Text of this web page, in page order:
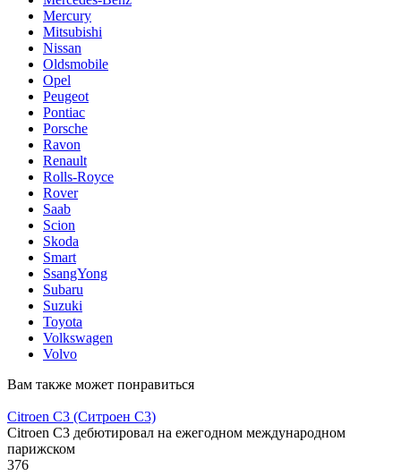
Mercury
Mitsubishi
Nissan
Oldsmobile
Opel
Peugeot
Pontiac
Porsche
Ravon
Renault
Rolls-Royce
Rover
Saab
Scion
Skoda
Smart
SsangYong
Subaru
Suzuki
Toyota
Volkswagen
Volvo
Вам также может понравиться
Citroen C3 (Ситроен С3)
Citroen C3 дебютировал на ежегодном международном
парижском
376